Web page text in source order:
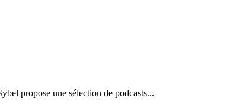
propose une sélection de podcasts...